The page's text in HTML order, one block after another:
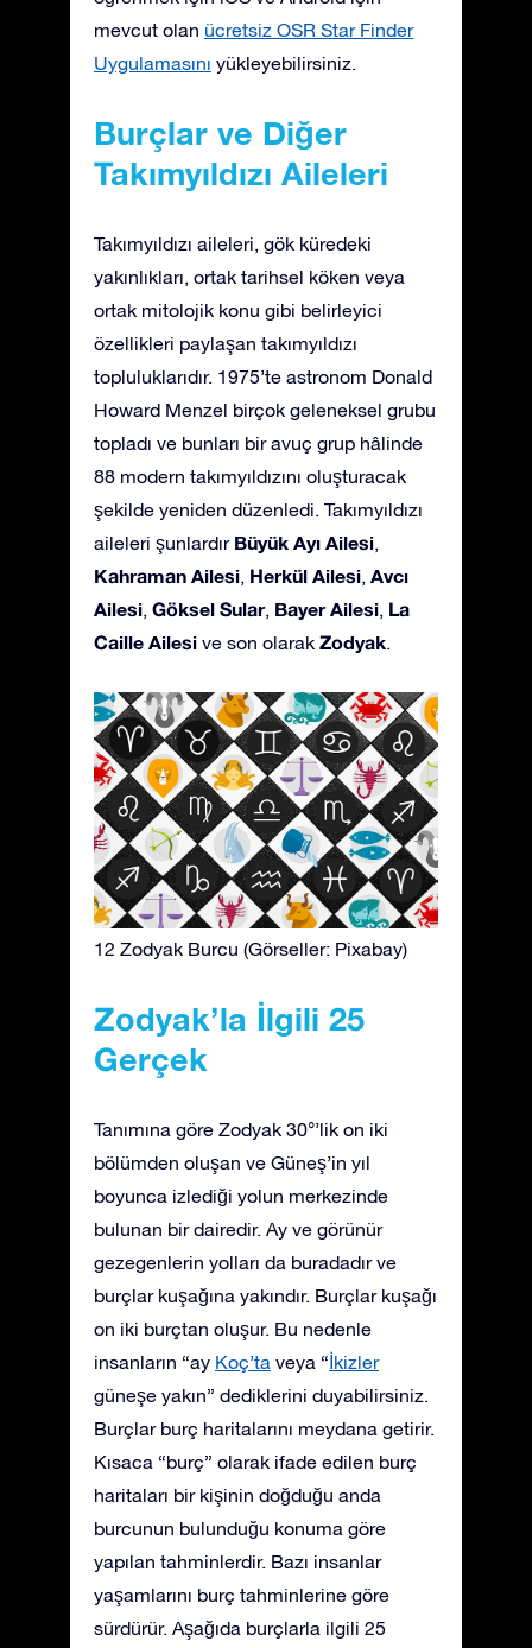
mevcut olan ücretsiz OSR Star Finder
Uygulamasını yükleyebilirsiniz.
Burçlar ve Diğer
Takımyıldızı Aileleri
Takımyıldızı aileleri, gök küredeki
yakınlıkları, ortak tarihsel köken veya
ortak mitolojik konu gibi belirleyici
özellikleri paylaşan takımyıldızı
topluluklarıdır. 1975’te astronom Donald
Howard Menzel birçok geleneksel grubu
topladı ve bunları bir avuç grup hâlinde
88 modern takımyıldızını oluşturacak
şekilde yeniden düzenledi. Takımyıldızı
aileleri şunlardır Büyük Ayı Ailesi
Kahraman Ailesi Herkül Ailesi Avcı
Ailesi Göksel Sular, Bayer Ailesi La
Caille Ailesi ve son olarak Zodyak
12 Zodyak Burcu (Görseller: Pixabay)
Zodyak’la İlgili 25
Gerçek
Tanımına göre Zodyak 30°’lik on iki
bölümden oluşan ve Güneş’in yıl
boyunca izlediği yolun merkezinde
bulunan bir dairedir. Ay ve görünür
gezegenlerin yolları da buradadır ve
burçlar kuşağına yakındır. Burçlar kuşağı
on iki burçtan oluşur. Bu nedenle
insanların “ay Koç’ta veya “İkizler
güneşe yakın” dediklerini duyabilirsiniz.
Burçlar burç haritalarını meydana getirir.
Kısaca “burç” olarak ifade edilen burç
haritaları bir kişinin doğduğu anda
burcunun bulunduğu konuma göre
yapılan tahminlerdir. Bazı insanlar
yaşamlarını burç tahminlerine göre
sürdürür. Aşağıda burçlarla ilgili 25